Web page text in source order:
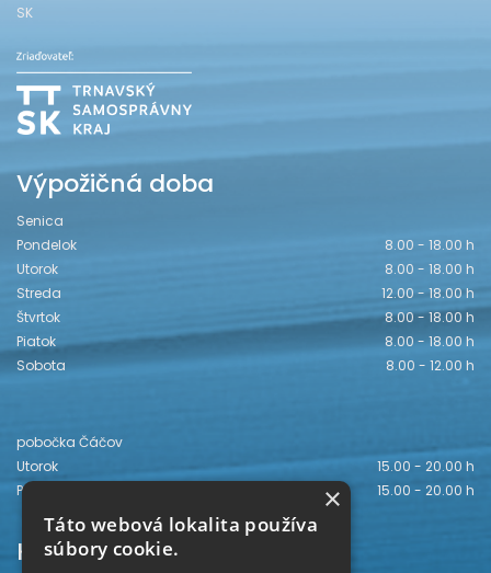
SK
Výpožičná doba
Senica
Pondelok
8.00 - 18.00 h
Utorok
8.00 - 18.00 h
Streda
12.00 - 18.00 h
Štvrtok
8.00 - 18.00 h
Piatok
8.00 - 18.00 h
Sobota
8.00 - 12.00 h
pobočka Čáčov
Utorok
15.00 - 20.00 h
Piatok
15.00 - 20.00 h
Kontakt
×
Táto webová lokalita používa
súbory cookie.